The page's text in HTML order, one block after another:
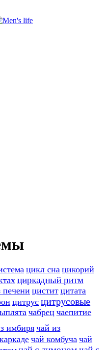
цикл сна цикорий
циркадный ритм
печени цистит цитата
цитрус цитрусовые
чабрец чаепитие
имбиря чай из
чай комбуча чай